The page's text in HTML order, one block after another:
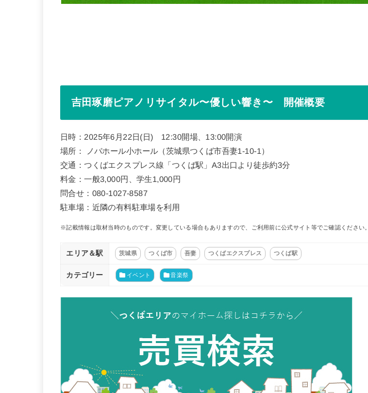
吉田琢磨ピアノリサイタル〜優しい響き〜 開催概要
日時：2025年6月22日(日) 12:30開場、13:00開演
場所： ノバホール小ホール（茨城県つくば市吾妻1-10-1）
交通：つくばエクスプレス線「つくば駅」A3出口より徒歩約3分
料金：一般3,000円、学生1,000円
問合せ：080-1027-8587
駐車場：近隣の有料駐車場を利用
※記載情報は取材当時のものです。変更している場合もありますので、ご利用前に公式サイト等でご確認ください。
エリア＆駅 茨城県 つくば市 吾妻 つくばエクスプレス つくば駅
カテゴリー イベント 音楽祭